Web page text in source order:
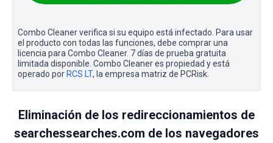
Combo Cleaner verifica si su equipo está infectado. Para usar
el producto con todas las funciones, debe comprar una
licencia para Combo Cleaner. 7 días de prueba gratuita
limitada disponible. Combo Cleaner es propiedad y está
operado por RCS LT, la empresa matriz de PCRisk.
Eliminación de los redireccionamientos de
searchessearches.com de los navegadores